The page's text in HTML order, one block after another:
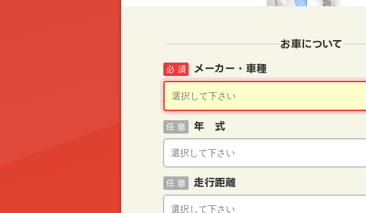
お車について
メーカー・車種
必 須
年 式
任 意
走行距離
任 意